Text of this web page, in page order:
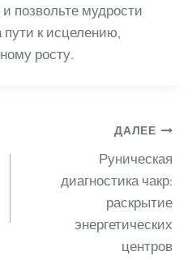
позвольте мудрости
пути к исцелению,
росту.
ДАЛЕЕ
Руническая
диагностика чакр:
раскрытие
энергетических
центров